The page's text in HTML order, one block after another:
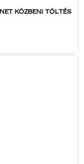
közbeni töltés